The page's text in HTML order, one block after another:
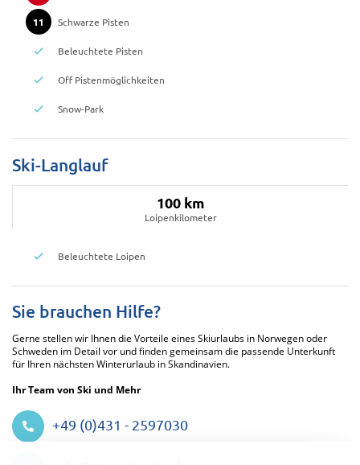
11 Schwarze Pisten
Beleuchtete Pisten
Off Pistenmöglichkeiten
Snow-Park
Ski-Langlauf
100 km
Loipenkilometer
Beleuchtete Loipen
Sie brauchen Hilfe?
Gerne stellen wir Ihnen die Vorteile eines Skiurlaubs in Norwegen oder
Schweden im Detail vor und finden gemeinsam die passende Unterkunft
für Ihren nächsten Winterurlaub in Skandinavien.
Ihr Team von Ski und Mehr
+49 (0)431 - 2597030